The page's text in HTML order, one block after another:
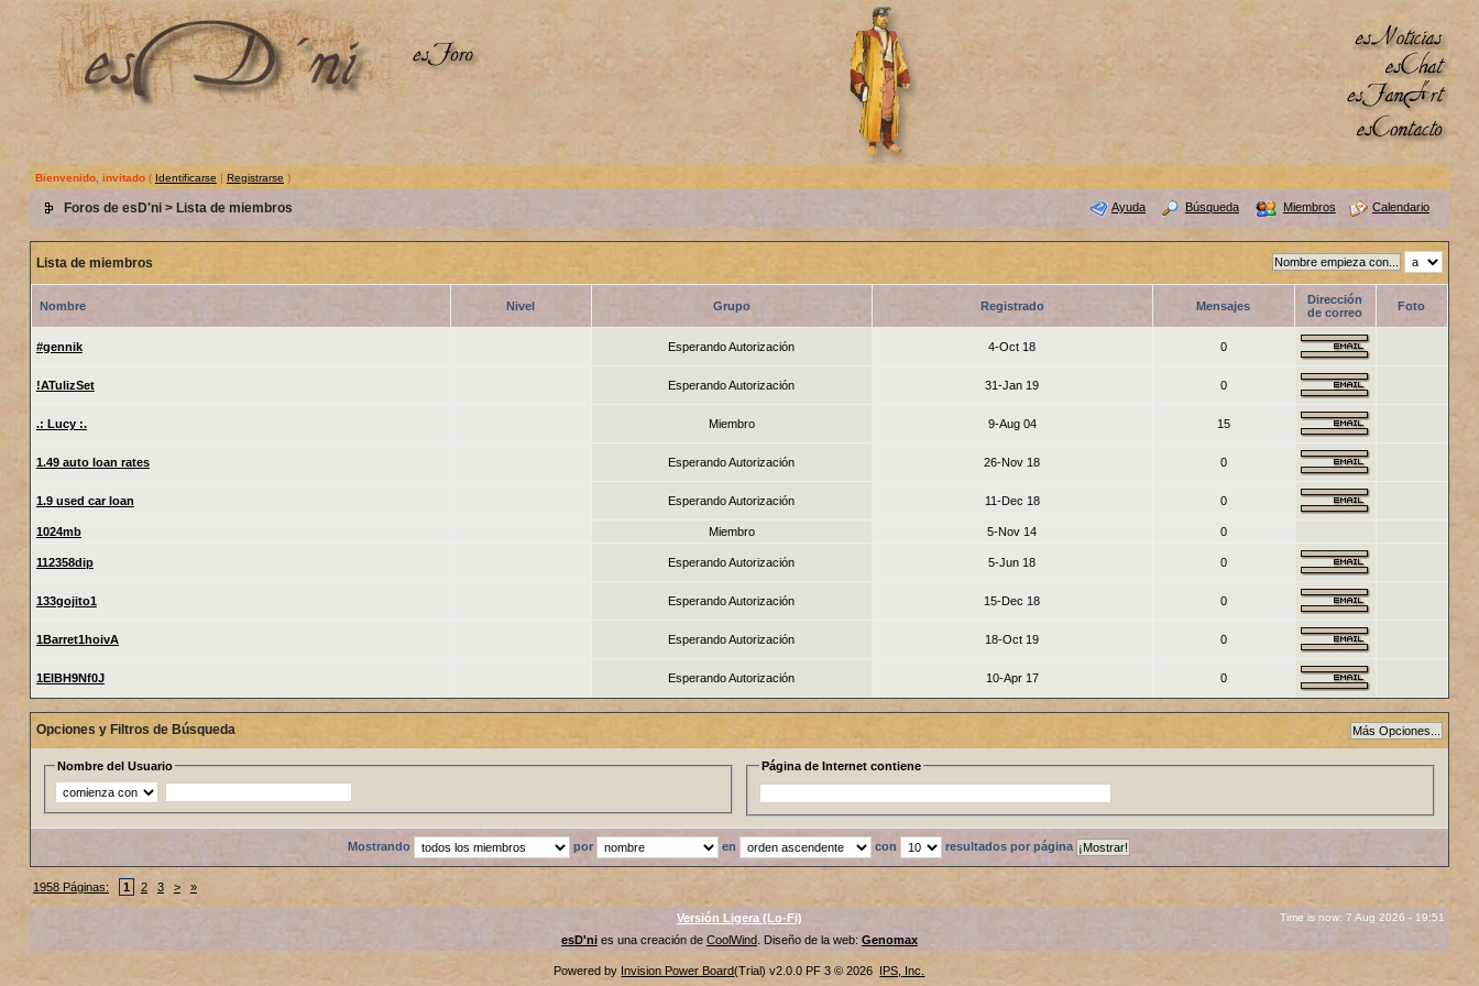
Bienvenido, invitado( Identificarse | Registrarse )
Foros de esD'ni> Lista de miembros Ayuda Búsqueda Miembros Calendario
Lista de miembros
Nombre Nivel Grupo Registrado Mensajes
Dirección
de correo
Foto
#gennik Esperando Autorización 4-Oct 18 0
!ATulizSet Esperando Autorización 31-Jan 19 0
.: Lucy :. Miembro 9-Aug 04 15
1.49 auto loan rates Esperando Autorización 26-Nov 18 0
1.9 used car loan Esperando Autorización 11-Dec 18 0
1024mb Miembro 5-Nov 14 0
112358dip Esperando Autorización 5-Jun 18 0
133gojito1 Esperando Autorización 15-Dec 18 0
1Barret1hoivA Esperando Autorización 18-Oct 19 0
1ElBH9Nf0J Esperando Autorización 10-Apr 17 0
Opciones y Filtros de Búsqueda
Nombre del Usuario Página de Internet contiene
Mostrando por en con resultados por página
1958 Páginas: 1 2 3 > »
Versión Ligera (Lo-Fi) Time is now: 7 Aug 2026 - 19:51
esD'nies una creación de CoolWind. Diseño de la web: Genomax
Powered by Invision Power Board(Trial) v2.0.0 PF 3 © 2026 IPS, Inc.